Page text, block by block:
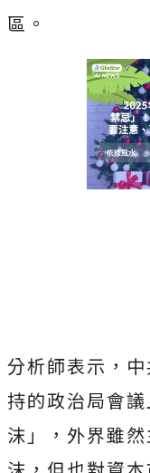
區。
分析師表示，
持的政治局會
沫」，外界雖